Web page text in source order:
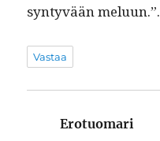
syn­tyvään meluun.”.
Vastaa
Erotuomari